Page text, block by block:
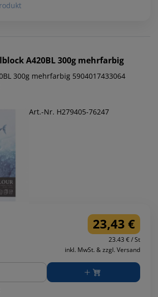
A420BL 300g mehrfarbig
300g mehrfarbig 5904017433064
Art.-Nr. H279405-76247
23,43 €
23.43 € / St
inkl. MwSt. & zzgl. Versand